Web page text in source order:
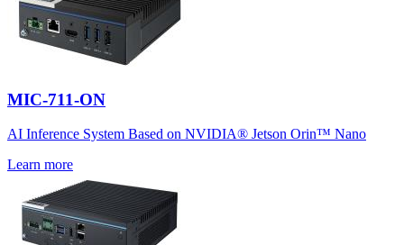
MIC-711-ON
AI Inference System Based on NVIDIA® Jetson Orin™ Nano
Learn more